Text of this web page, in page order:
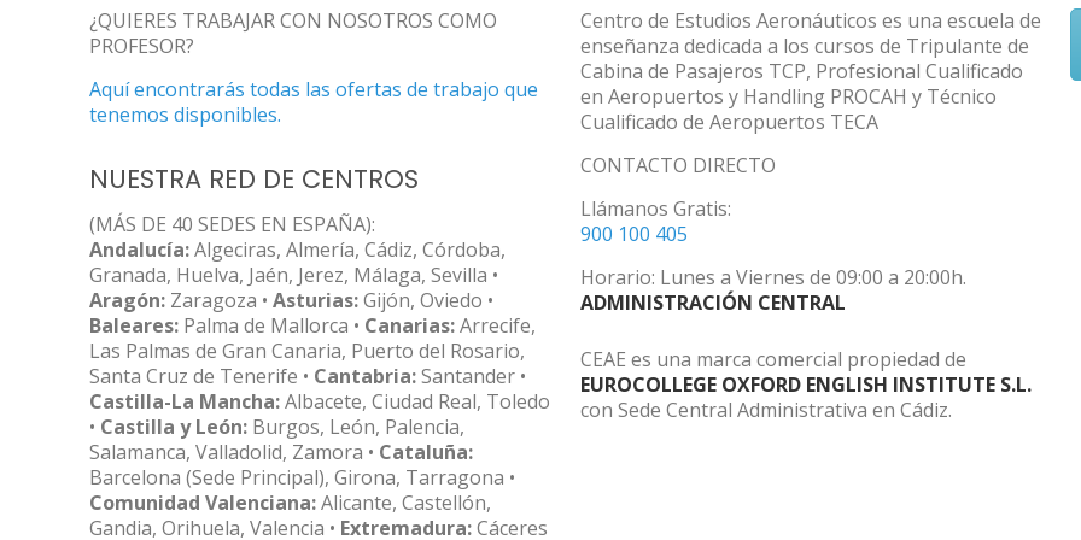
¿QUIERES TRABAJAR CON NOSOTROS COMO
PROFESOR?
Aquí encontrarás todas las ofertas de trabajo que
tenemos disponibles.
NUESTRA RED DE CENTROS
(MÁS DE 40 SEDES EN ESPAÑA):
Andalucía:Algeciras, Almería, Cádiz, Córdoba,
Granada, Huelva, Jaén, Jerez, Málaga, Sevilla •
Aragón: Zaragoza • Asturias:Gijón, Oviedo •
Baleares: Palma de Mallorca • Canarias:Arrecife,
Las Palmas de Gran Canaria, Puerto del Rosario,
Santa Cruz de Tenerife • Cantabria:Santander •
Castilla-La Mancha:Albacete, Ciudad Real, Toledo
• Castilla y León: Burgos, León, Palencia,
Salamanca, Valladolid, Zamora • Cataluña:
Barcelona (Sede Principal), Girona, Tarragona •
Comunidad Valenciana:Alicante, Castellón,
Gandia, Orihuela, Valencia • Extremadura:Cáceres
Centro de Estudios Aeronáuticos es una escuela de
enseñanza dedicada a los cursos de Tripulante de
Cabina de Pasajeros TCP, Profesional Cualificado
en Aeropuertos y Handling PROCAH y Técnico
Cualificado de Aeropuertos TECA
CONTACTO DIRECTO
Llámanos Gratis:
900 100 405
Horario: Lunes a Viernes de 09:00 a 20:00h.
ADMINISTRACIÓN CENTRAL
CEAE es una marca comercial propiedad de
EUROCOLLEGE OXFORD ENGLISH INSTITUTE S.L.
con Sede Central Administrativa en Cádiz.